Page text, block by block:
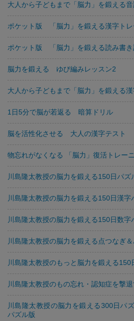
大人から子どもまで「脳力」を鍛える
ポケット版 「脳力」を鍛える漢字トレ
ポケット版 「脳力」を鍛える読み書
脳力を鍛える ゆび編みレッスン2
大人から子どもまで「脳力」を鍛える
1日5分で脳が若返る 暗算ドリル
脳を活性化させる 大人の漢字テスト
物忘れがなくなる 「脳力」復活トレー
川島隆太教授の脳力を鍛える150日パズ
川島隆太教授の脳力を鍛える150日漢字
川島隆太教授の脳力を鍛える150日数字
川島隆太教授の脳力を鍛える点つなぎ
川島隆太教授のもっと脳力を鍛える150
川島隆太教授のもの忘れ・認知症を撃
川島隆太教授の脳力を鍛える300日パ
パズル版